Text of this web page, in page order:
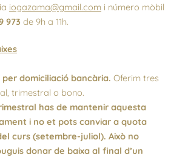
iogazama@gmail.com i número mòbil
973 de 9h a 11h.
per domiciliació bancària. Oferim tres
trimestral o bono.
has de mantenir aquesta
i no et pots canviar a quota
curs (setembre-juliol). Això no
donar de baixa al final d’un